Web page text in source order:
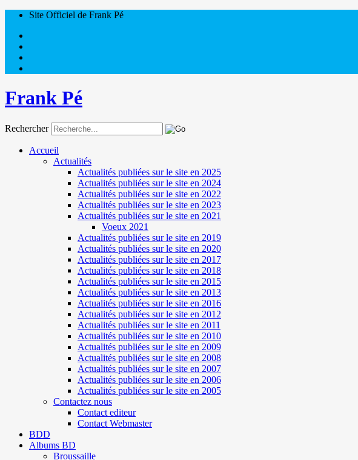
Site Officiel de Frank Pé
Frank Pé
Rechercher
Accueil
Actualités
Actualités publiées sur le site en 2025
Actualités publiées sur le site en 2024
Actualités publiées sur le site en 2022
Actualités publiées sur le site en 2023
Actualités publiées sur le site en 2021
Voeux 2021
Actualités publiées sur le site en 2019
Actualités publiées sur le site en 2020
Actualités publiées sur le site en 2017
Actualités publiées sur le site en 2018
Actualités publiées sur le site en 2015
Actualités publiées sur le site en 2013
Actualités publiées sur le site en 2016
Actualités publiées sur le site en 2012
Actualités publiées sur le site en 2011
Actualités publiées sur le site en 2010
Actualités publiées sur le site en 2009
Actualités publiées sur le site en 2008
Actualités publiées sur le site en 2007
Actualités publiées sur le site en 2006
Actualités publiées sur le site en 2005
Contactez nous
Contact editeur
Contact Webmaster
BDD
Albums BD
Broussaille